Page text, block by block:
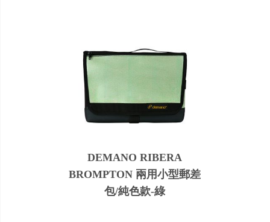
DEMANO RIBERA
BROMPTON 兩用小型郵差
包/純色款-綠